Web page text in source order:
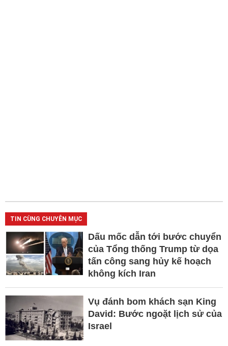
TIN CÙNG CHUYÊN MỤC
Dấu mốc dẫn tới bước chuyển
của Tổng thống Trump từ dọa
tấn công sang hủy kế hoạch
không kích Iran
Vụ đánh bom khách sạn King
David: Bước ngoặt lịch sử của
Israel